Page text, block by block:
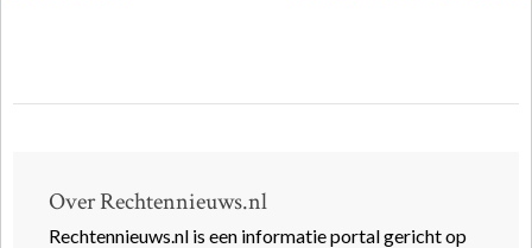
Over Rechtennieuws.nl
Rechtennieuws.nl is een informatie portal gericht op